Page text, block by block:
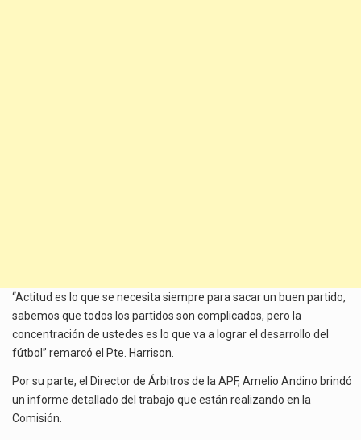
“Actitud es lo que se necesita siempre para sacar un buen partido,
sabemos que todos los partidos son complicados, pero la
concentración de ustedes es lo que va a lograr el desarrollo del
fútbol” remarcó el Pte. Harrison.
Por su parte, el Director de Árbitros de la APF, Amelio Andino brindó
un informe detallado del trabajo que están realizando en la
Comisión.